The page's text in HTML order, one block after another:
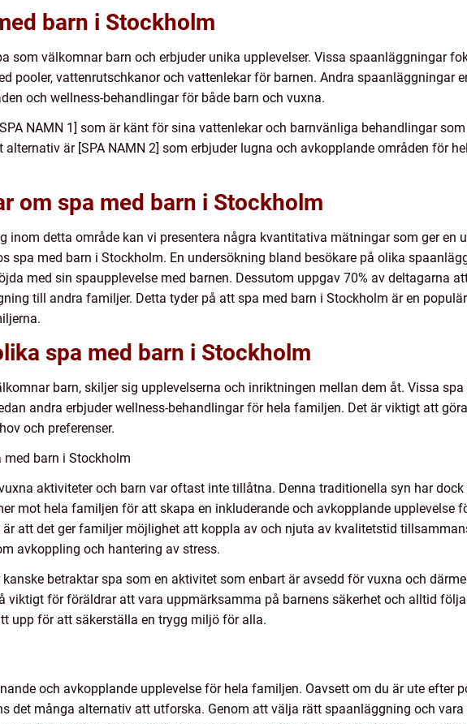
barn i Stockholm
som välkomnar barn och erbjuder unika upplevelser. Vissa spaanläggningar
pooler, vattenrutschkanor och vattenlekar för barnen. Andra spaanläggningar
och wellness-behandlingar för både barn och vuxna.
NAMN 1] som är känt för sina vattenlekar och barnvänliga behandlingar
är [SPA NAMN 2] som erbjuder lugna och avkopplande områden för
om spa med barn i Stockholm
inom detta område kan vi presentera några kvantitativa mätningar som ger en
spa med barn i Stockholm. En undersökning bland besökare på olika
med sin spaupplevelse med barnen. Dessutom uppgav 70% av deltagarna
till andra familjer. Detta tyder på att spa med barn i Stockholm är en
spa med barn i Stockholm
barn, skiljer sig upplevelserna och inriktningen mellan dem åt. Vissa
andra erbjuder wellness-behandlingar för hela familjen. Det är viktigt att
och preferenser.
barn i Stockholm
aktiviteter och barn var oftast inte tillåtna. Denna traditionella syn har
mot hela familjen för att skapa en inkluderande och avkopplande upplevelse
att det ger familjer möjlighet att koppla av och njuta av kvalitetstid
avkoppling och hantering av stress.
betraktar spa som en aktivitet som enbart är avsedd för vuxna och
viktigt för föräldrar att vara uppmärksamma på barnens säkerhet och alltid följa
upp för att säkerställa en trygg miljö för alla.
och avkopplande upplevelse för hela familjen. Oavsett om du är ute efter
det många alternativ att utforska. Genom att välja rätt spaanläggning och